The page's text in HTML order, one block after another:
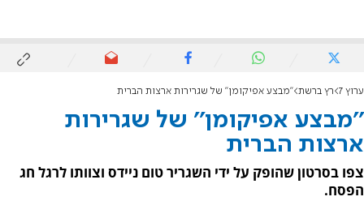
ערוץ 7 רץ ברשת ''מבצע אפיקומן'' של שגרירות ארצות הברית
''מבצע אפיקומן'' של שגרירות
ארצות הברית
צפו בסרטון שהופק על ידי השגריר טום ניידס וצוותו לרגל חג
הפסח.